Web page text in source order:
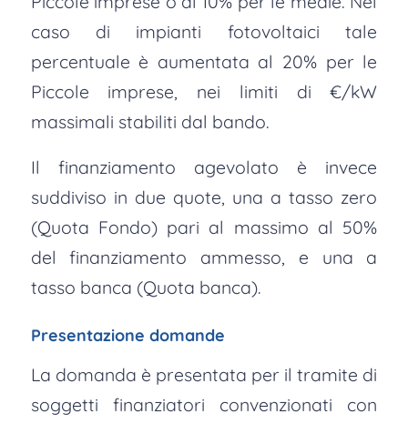
caso di impianti fotovoltaici tale
percentuale è aumentata al 20% per le
Piccole imprese, nei limiti di €/kW
massimali stabiliti dal bando.
Il finanziamento agevolato è invece
suddiviso in due quote, una a tasso zero
(Quota Fondo) pari al massimo al 50%
del finanziamento ammesso, e una a
tasso banca (Quota banca).
Presentazione domande
La domanda è presentata per il tramite di
soggetti finanziatori convenzionati con